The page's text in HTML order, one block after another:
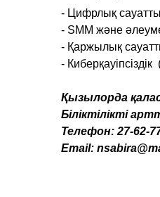
- Цифрлық
- SMM және
- Қаржылық
-
Қызылорда
Біліктілікті
Телефон: 27-62-
Email: